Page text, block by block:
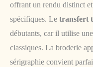
offrant un rendu distinct
spécifiques. Le transfert
débutants, car il utilise
classiques. La broderie
sérigraphie convient